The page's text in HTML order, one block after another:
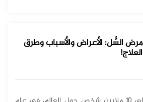
مرض السُّل: الأعراض والأسباب وطرق
العلاج!